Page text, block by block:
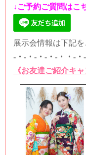
↓ご予約ご質問はこ
展示会情報は下記
-・-・-・-・-・・-・-
《お友達ご紹介キャ